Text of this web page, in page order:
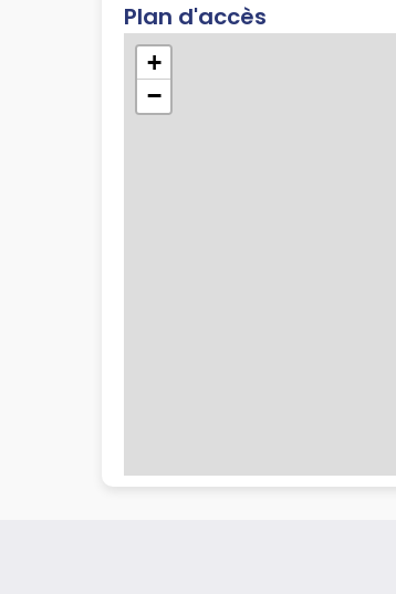
Plan d'accès
+
−